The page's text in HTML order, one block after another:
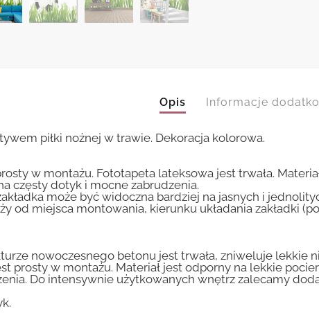
Opis Informacje
piłki nożnej w trawie. Dekoracja kolorowa.
w montażu. Fototapeta lateksowa jest trwała.
częsty dotyk i mocne zabrudzenia.
może być widoczna bardziej na jasnych i
od miejsca montowania, kierunku układania zakładki
nowoczesnego betonu jest trwała, zniweluje lekkie
prosty w montażu. Materiał jest odporny na lekkie
Do intensywnie użytkowanych wnętrz zalecamy